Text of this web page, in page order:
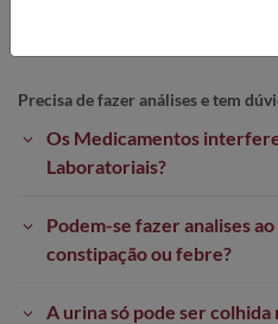
Precisa de fazer análises e tem
Os Medicamentos
Laboratoriais?
Podem-se fazer analises
constipação ou febre?
A urina só pode ser